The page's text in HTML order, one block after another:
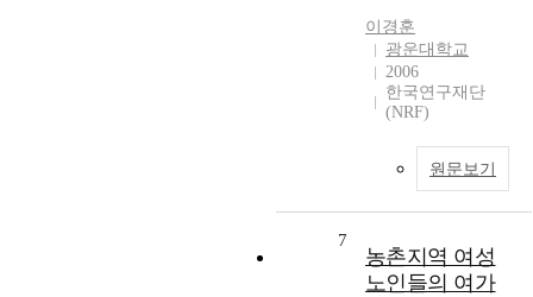
이경훈
광운대학교
2006
한국연구재단
(NRF)
원문보기
7
농촌지역 여성
노인들의 여가